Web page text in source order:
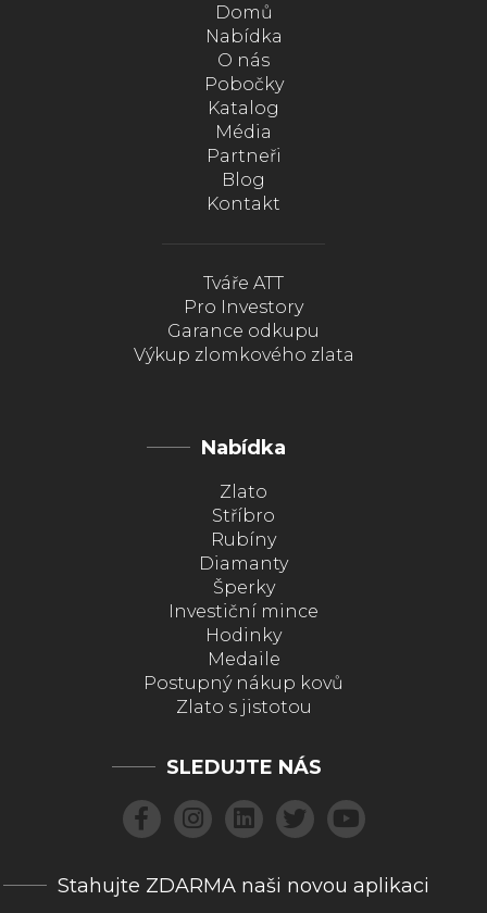
Domů
Nabídka
O nás
Pobočky
Katalog
Média
Partneři
Blog
Kontakt
Tváře ATT
Pro Investory
Garance odkupu
Výkup zlomkového zlata
Nabídka
Zlato
Stříbro
Rubíny
Diamanty
Šperky
Investiční mince
Hodinky
Medaile
Postupný nákup kovů
Zlato s jistotou
SLEDUJTE NÁS
Stahujte ZDARMA naši novou aplikaci